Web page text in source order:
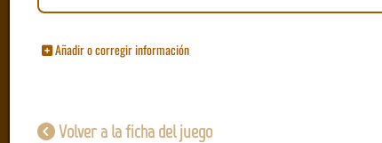
Añadir o corregir información
Volver a la ficha del juego